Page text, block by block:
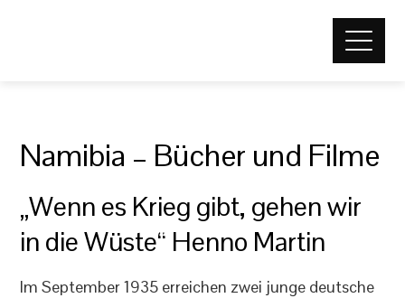
Namibia – Bücher und Filme
„Wenn es Krieg gibt, gehen wir
in die Wüste“ Henno Martin
Im September 1935 erreichen zwei junge deutsche